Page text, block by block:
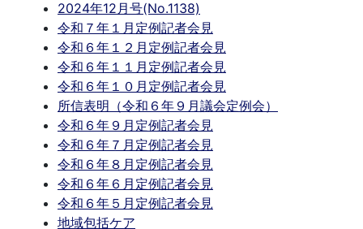
2024年12月号(No.1138)
令和７年１月定例記者会見
令和６年１２月定例記者会見
令和６年１１月定例記者会見
令和６年１０月定例記者会見
所信表明（令和６年９月議会定例会）
令和６年９月定例記者会見
令和６年７月定例記者会見
令和６年８月定例記者会見
令和６年６月定例記者会見
令和６年５月定例記者会見
地域包括ケア